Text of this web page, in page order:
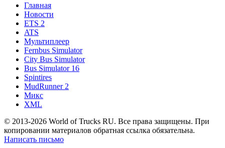
Главная
Новости
ETS 2
ATS
Мультиплеер
Fernbus Simulator
City Bus Simulator
Bus Simulator 16
Spintires
MudRunner 2
Микс
XML
© 2013-2026 World of Trucks RU. Все права защищены. При
копировании материалов обратная ссылка обязательна.
Написать письмо